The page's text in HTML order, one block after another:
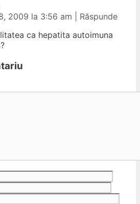
2009 la 3:56 am
Răspunde
ca hepatita autoimuna